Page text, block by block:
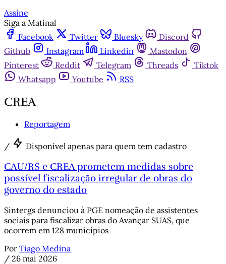
Assine
Siga a Matinal
Facebook
Twitter Bluesky
Discord
Github
Instagram Linkedin
Mastodon
Pinterest
Reddit Telegram Threads
Tiktok
Whatsapp
Youtube RSS
CREA
Reportagem
/ Disponível apenas para quem tem cadastro
CAU/RS e CREA prometem medidas sobre
possível fiscalização irregular de obras do
governo do estado
Sintergs denunciou à PGE nomeação de assistentes
sociais para fiscalizar obras do Avançar SUAS, que
ocorrem em 128 municípios
Por Tiago Medina
/ 26 mai 2026